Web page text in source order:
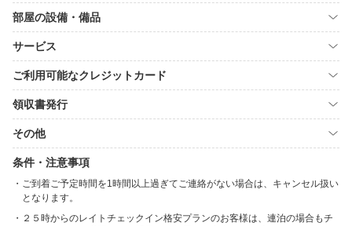
部屋の設備・備品
サービス
ご利用可能なクレジットカード
領収書発行
その他
条件・注意事項
ご到着ご予定時間を1時間以上過ぎてご連絡がない場合は、キャンセル扱い
となります。
２５時からのレイトチェックイン格安プランのお客様は、連泊の場合もチ